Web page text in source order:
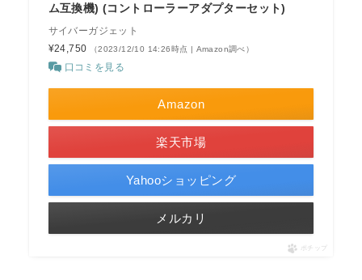
ム互換機) (コントローラーアダプターセット)
サイバーガジェット
¥24,750
（2023/12/10 14:26時点 | Amazon調べ）
口コミを見る
Amazon
楽天市場
Yahooショッピング
メルカリ
ポチップ